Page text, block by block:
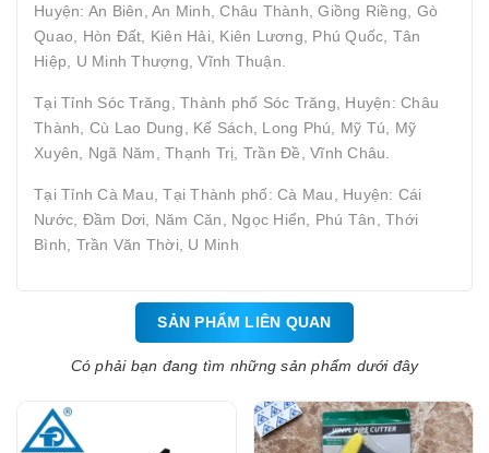
Huyện: An Biên, An Minh, Châu Thành, Giồng Riềng, Gò
Quao, Hòn Đất, Kiên Hải, Kiên Lương, Phú Quốc, Tân
Hiệp, U Minh Thượng, Vĩnh Thuận.
Tại Tỉnh Sóc Trăng, Thành phố Sóc Trăng, Huyện: Châu
Thành, Cù Lao Dung, Kế Sách, Long Phú, Mỹ Tú, Mỹ
Xuyên, Ngã Năm, Thạnh Trị, Trần Đề, Vĩnh Châu.
Tại Tỉnh Cà Mau, Tại Thành phố: Cà Mau, Huyện: Cái
Nước, Đầm Dơi, Năm Căn, Ngọc Hiển, Phú Tân, Thới
Bình, Trần Văn Thời, U Minh
SẢN PHẨM LIÊN QUAN
Có phải bạn đang tìm những sản phẩm dưới đây